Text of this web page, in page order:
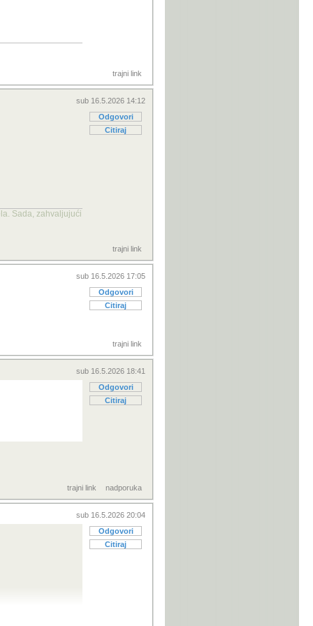
trajni link
sub 16.5.2026 14:12
Odgovori
Citiraj
Sada, zahvaljujući
trajni link
sub 16.5.2026 17:05
Odgovori
Citiraj
trajni link
sub 16.5.2026 18:41
Odgovori
Citiraj
trajni link nadporuka
sub 16.5.2026 20:04
Odgovori
Citiraj